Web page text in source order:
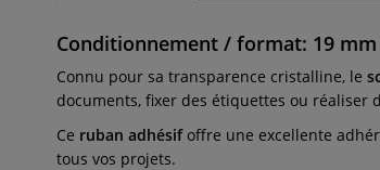
Conditionnement / format: 19 mm
Connu pour sa transparence cristalline, le
documents, fixer des étiquettes ou réaliser
Ce ruban adhésif offre une excellente
tous vos projets.